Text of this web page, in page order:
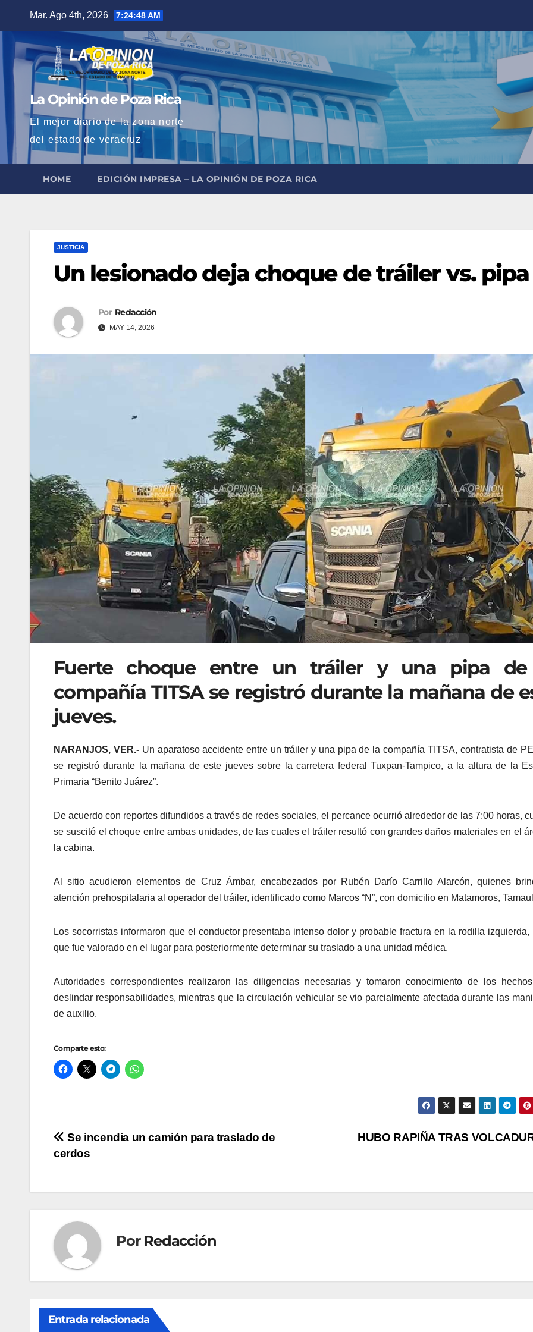
contenido
Mar. Ago 4th, 2026 7:24:48 AM
La Opinión de Poza Rica
El mejor diario de la zona norte
del estado de veracruz
HOME EDICIÓN IMPRESA – LA OPINIÓN DE POZA RICA
JUSTICIA
Un lesionado deja choque de tráiler vs. pipa
Por Redacción
MAY 14, 2026
Fuerte choque entre un tráiler y una pipa
compañía TITSA se registró durante la mañana de
jueves.
NARANJOS, VER.-Un aparatoso accidente entre un tráiler y una pipa de la compañía TITSA, contratista de
se registró durante la mañana de este jueves sobre la carretera federal Tuxpan-Tampico, a la altura de la
Primaria “Benito Juárez”.
De acuerdo con reportes difundidos a través de redes sociales, el percance ocurrió alrededor de las 7:00 horas,
se suscitó el choque entre ambas unidades, de las cuales el tráiler resultó con grandes daños materiales en el
la cabina.
Al sitio acudieron elementos de Cruz Ámbar, encabezados por Rubén Darío Carrillo Alarcón, quienes
atención prehospitalaria al operador del tráiler, identificado como Marcos “N”, con domicilio en Matamoros,
Los socorristas informaron que el conductor presentaba intenso dolor y probable fractura en la rodilla izquierda,
que fue valorado en el lugar para posteriormente determinar su traslado a una unidad médica.
Autoridades correspondientes realizaron las diligencias necesarias y tomaron conocimiento de los
deslindar responsabilidades, mientras que la circulación vehicular se vio parcialmente afectada durante las
de auxilio.
Comparte esto:
Navegación
entradas
HUBO RAPIÑA TRAS
Se incendia un camión para traslado de
cerdos
Por Redacción
Entrada relacionada